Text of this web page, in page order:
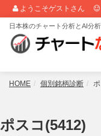
ようこそゲストさん
日本株のチャート分析とAI分析
HOME 個別銘柄診断
ポスコ(5412)